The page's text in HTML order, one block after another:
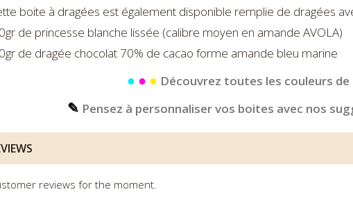
boite à dragées est également disponible remplie de dragées
de princesse blanche lissée (calibre moyen en amande AVOLA)
de dragée chocolat 70% de cacao forme amande bleu marine
● ● ● Découvrez toutes les couleurs
✎ Pensez à personnaliser vos boites avec nos
reviews for the moment.